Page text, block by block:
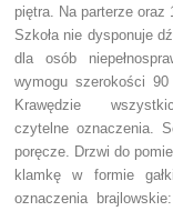
piętra. Na parterze oraz
Szkoła nie dysponuje
dla osób
wymogu szerokości
Krawędzie
czytelne oznaczenia.
poręcze. Drzwi do
klamkę w formie
oznaczenia